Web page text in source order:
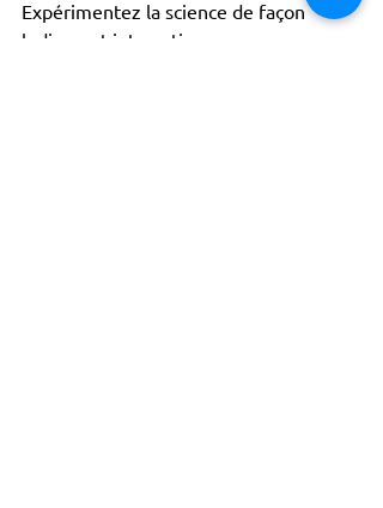
Expérimentez la science de façon
ludique et interactive.